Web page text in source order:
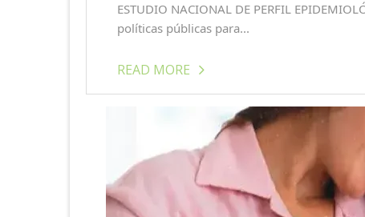
ESTUDIO NACIONAL DE PERFIL
políticas públicas para...
READ MORE